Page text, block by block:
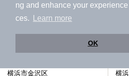
ng and enhance your
ces.
Learn more
OK
おすすめのアクティビティ
横浜市泉区近隣の市区町村か
横浜市保土ケ谷区 横
横浜市金沢区 横